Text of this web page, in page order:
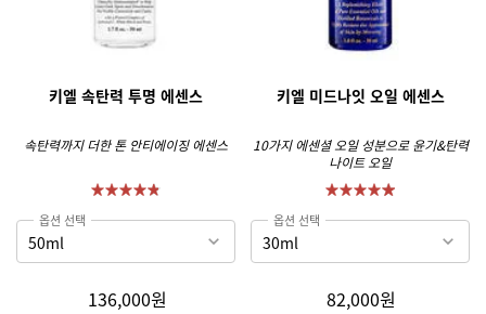
키엘 속탄력 투명 에센스
속탄력까지 더한 톤 안티에이징 에센스
옵션 선택
136,000원
키엘 미드나잇 오일 에센스
10가지 에센셜 오일 성분으로 윤기&탄력
나이트 오일
옵션 선택
82,000원